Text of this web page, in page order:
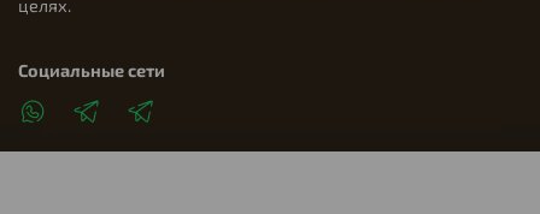
целях.
Социальные сети